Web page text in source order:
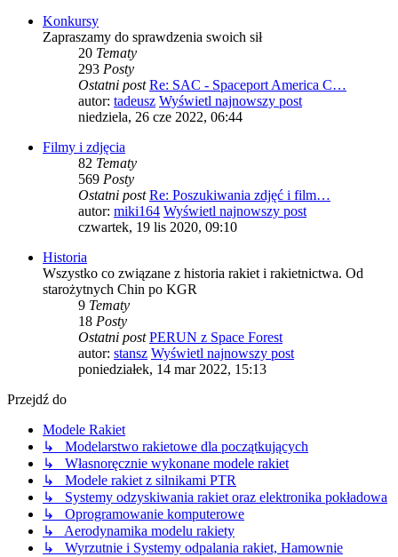
Konkursy
Zapraszamy do sprawdzenia swoich sił
20 Tematy
293 Posty
Ostatni post Re: SAC - Spaceport America C…
autor: tadeusz Wyświetl najnowszy post
niedziela, 26 cze 2022, 06:44
Filmy i zdjęcia
82 Tematy
569 Posty
Ostatni post Re: Poszukiwania zdjęć i film…
autor: miki164 Wyświetl najnowszy post
czwartek, 19 lis 2020, 09:10
Historia
Wszystko co związane z historia rakiet i rakietnictwa. Od
starożytnych Chin po KGR
9 Tematy
18 Posty
Ostatni post PERUN z Space Forest
autor: stansz Wyświetl najnowszy post
poniedziałek, 14 mar 2022, 15:13
Przejdź do
Modele Rakiet
↳ Modelarstwo rakietowe dla początkujących
↳ Własnoręcznie wykonane modele rakiet
↳ Modele rakiet z silnikami PTR
↳ Systemy odzyskiwania rakiet oraz elektronika pokładowa
↳ Oprogramowanie komputerowe
↳ Aerodynamika modelu rakiety
↳ Wyrzutnie i Systemy odpalania rakiet, Hamownie